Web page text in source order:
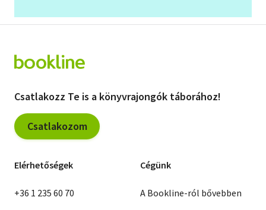
Csatlakozz Te is a könyvrajongók táborához!
Csatlakozom
Elérhetőségek
+36 1 235 60 70
Cégünk
A Bookline-ról bővebben